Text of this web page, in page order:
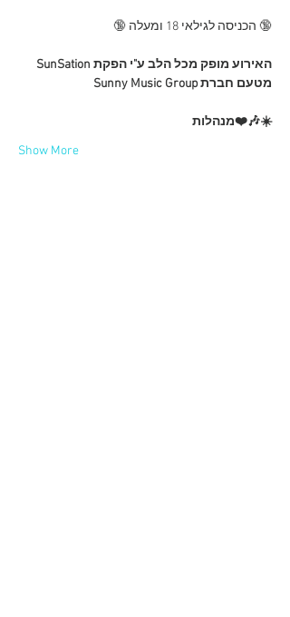
🔞 הכניסה לגילאי 18 ומעלה 🔞
☀️🎶❤️מנהלות
Show More